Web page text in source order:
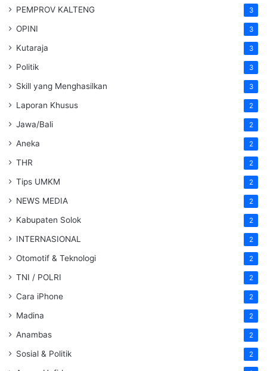
PEMPROV KALTENG 3
OPINI 3
Kutaraja 3
Politik 3
Skill yang Menghasilkan 3
Laporan Khusus 2
Jawa/Bali 2
Aneka 2
THR 2
Tips UMKM 2
NEWS MEDIA 2
Kabupaten Solok 2
INTERNASIONAL 2
Otomotif & Teknologi 2
TNI / POLRI 2
Cara iPhone 2
Madina 2
Anambas 2
Sosial & Politik 2